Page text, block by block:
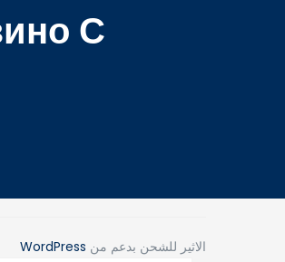
С
الاثير للشحن بدعم من WordPress